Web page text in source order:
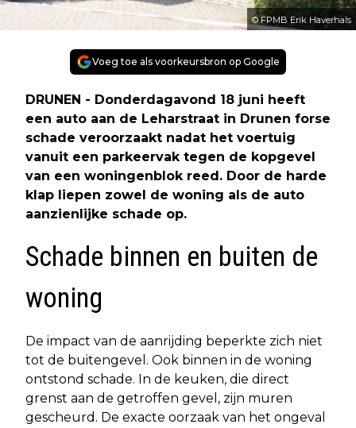
© FPMB Erik Haverhals
Voeg toe als voorkeursbron op Google
DRUNEN - Donderdagavond 18 juni heeft
een auto aan de Leharstraat in Drunen forse
schade veroorzaakt nadat het voertuig
vanuit een parkeervak tegen de kopgevel
van een woningenblok reed. Door de harde
klap liepen zowel de woning als de auto
aanzienlijke schade op.
Schade binnen en buiten de
woning
De impact van de aanrijding beperkte zich niet
tot de buitengevel. Ook binnen in de woning
ontstond schade. In de keuken, die direct
grenst aan de getroffen gevel, zijn muren
gescheurd. De exacte oorzaak van het ongeval